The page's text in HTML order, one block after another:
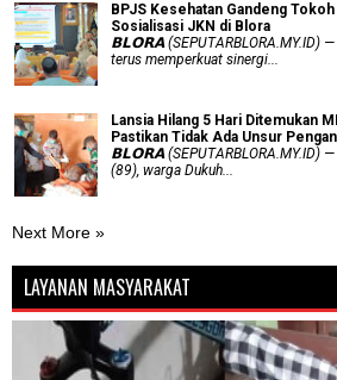
BPJS Kesehatan Gandeng
Sosialisasi JKN di Blora
𝗕𝗟𝗢𝗥𝗔 (SEPUTARBLORA.MY.ID) —
terus memperkuat sinergi...
Lansia Hilang 5 Hari Ditemukan
Pastikan Tidak Ada Unsur
𝗕𝗟𝗢𝗥𝗔 (SEPUTARBLORA.MY.ID)
(89), warga Dukuh...
Next More »
LAYANAN MASYARAKAT